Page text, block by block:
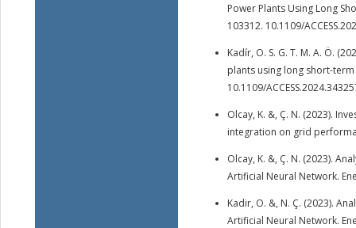
Power Plants Using Long
103312. 10.1109/
Kadír, O. S. G. T. M. A. Ö.
plants using long short-term
10.1109/
Olcay, K. &, Ç. N. (2023).
integration on grid
Olcay, K. &, Ç. N. (2023).
Artificial Neural Network.
Kadir, O. &, N. Ç. (2023).
Artificial Neural Network.